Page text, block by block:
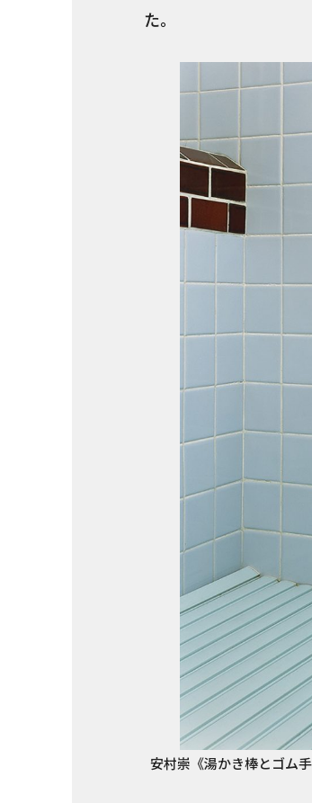
た。
安村崇《湯かき棒とゴム